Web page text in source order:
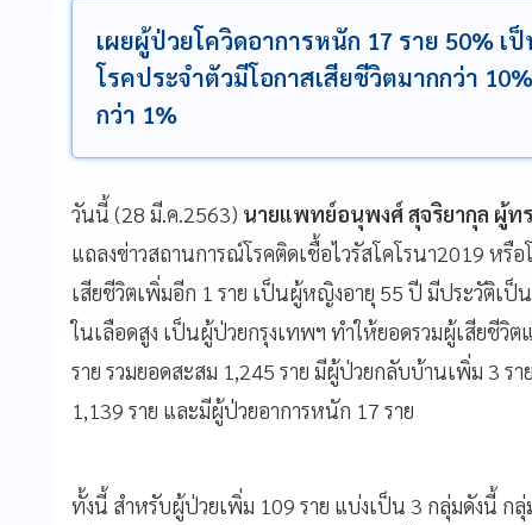
เผยผู้ป่วยโควิดอาการหนัก 17 ราย 50%
โรคประจำตัวมีโอกาสเสียชีวิตมากกว่า
กว่า 1%
วันนี้ (28 มี.ค.2563) นายแพทย์อนุพงศ์ สุจริยากุล ผู้ท
แถลงข่าวสถานการณ์โรคติดเชื้อไวรัสโคโรนา2019 หรื
เสียชีวิตเพิ่มอีก 1 ราย เป็นผู้หญิงอายุ 55 ปี มีประวัติเ
ในเลือดสูง เป็นผู้ป่วยกรุงเทพฯ ทำให้ยอดรวมผู้เสียชีวิ
ราย รวมยอดสะสม 1,245 ราย มีผู้ป่วยกลับบ้านเพิ่ม 3 ร
1,139 ราย และมีผู้ป่วยอาการหนัก 17 ราย
ทั้งนี้ สำหรับผู้ป่วยเพิ่ม 109 ราย แบ่งเป็น 3 กลุ่มดังนี้